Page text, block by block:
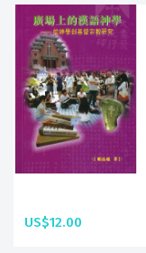
US$12.00